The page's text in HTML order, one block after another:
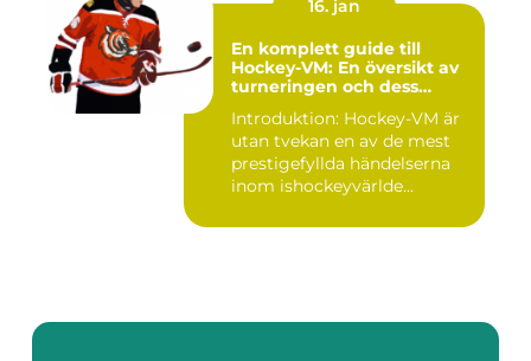
16. jan
En komplett guide till
Hockey-VM: En översikt av
turneringen och dess
Introduktion: Hockey-VM är
utan tvekan en av de mest
prestigefyllda händelserna
inom ishockeyvärlde...